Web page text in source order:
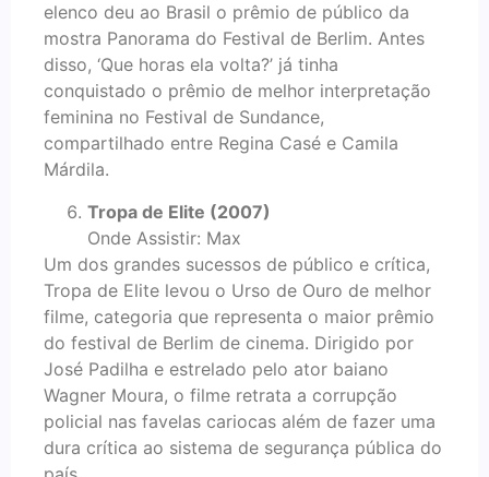
elenco deu ao Brasil o prêmio de público da
mostra Panorama do Festival de Berlim. Antes
disso, ‘Que horas ela volta?’ já tinha
conquistado o prêmio de melhor interpretação
feminina no Festival de Sundance,
compartilhado entre Regina Casé e Camila
Márdila.
Tropa de Elite (2007)
Onde Assistir: Max
Um dos grandes sucessos de público e crítica,
Tropa de Elite levou o Urso de Ouro de melhor
filme, categoria que representa o maior prêmio
do festival de Berlim de cinema. Dirigido por
José Padilha e estrelado pelo ator baiano
Wagner Moura, o filme retrata a corrupção
policial nas favelas cariocas além de fazer uma
dura crítica ao sistema de segurança pública do